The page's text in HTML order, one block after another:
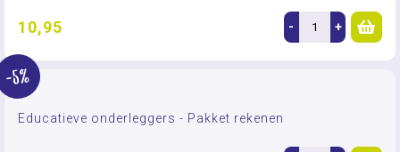
10,95 - +
-5%
Educatieve onderleggers - Pakket rekenen